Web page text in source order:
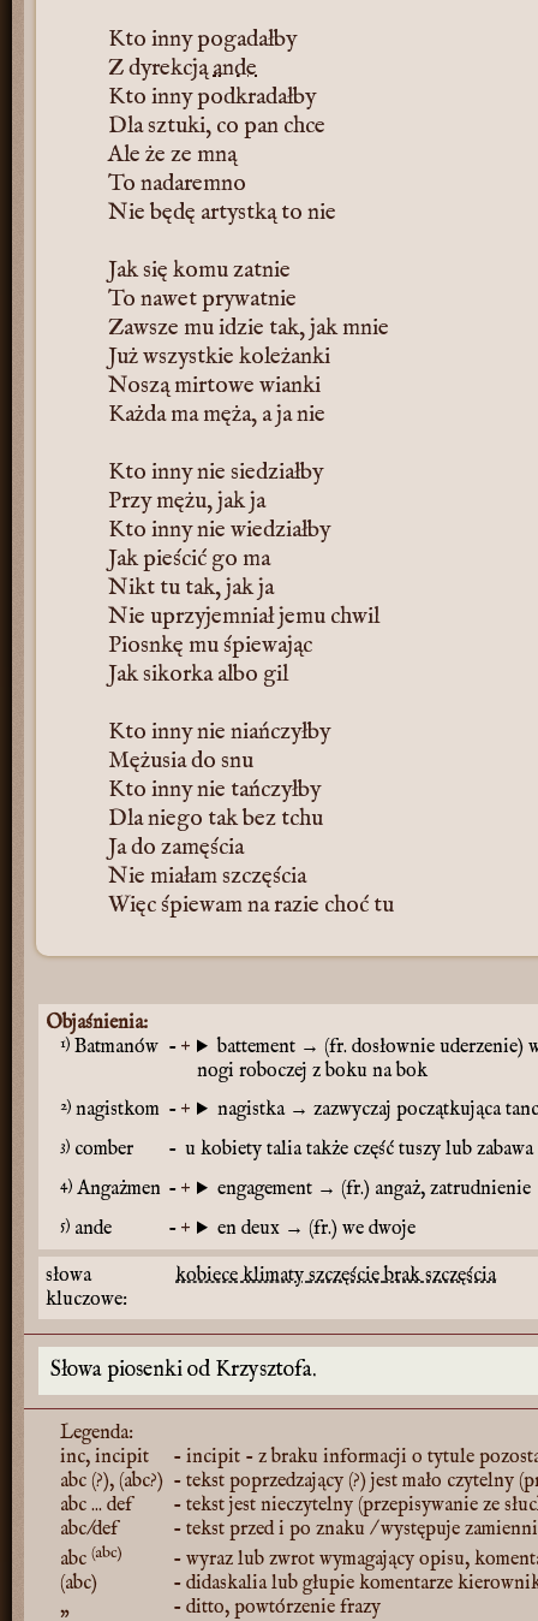
Kto inny pogadałby
Z dyrekcjąande
Kto inny podkradałby
Dla sztuki, co pan chce
Ale że ze mną
To nadaremno
Nie będę artystką to nie
Jak się komu zatnie
To nawet prywatnie
Zawsze mu idzie tak, jak mnie
Już wszystkie koleżanki
Noszą mirtowe wianki
Każda ma męża, a ja nie
Kto inny nie siedziałby
Przy mężu, jak ja
Kto inny nie wiedziałby
Jak pieścić go ma
Nikt tu tak, jak ja
Nie uprzyjemniał jemu chwil
Piosnkę mu śpiewając
Jak sikorka albo gil
Kto inny nie niańczyłby
Mężusia do snu
Kto inny nie tańczyłby
Dla niego tak bez tchu
Ja do zamęścia
Nie miałam szczęścia
Więc śpiewam na razie choć tu
Objaśnienia:
1) Batmanów -
battement → (fr. dosłownie uderzenie)
nogi roboczej z boku na bok
2) nagistkom - nagistka → zazwyczaj początkująca
3) comber - u kobiety talia także część tuszy lub zabawa
4) Angażmen - engagement → (fr.) angaż, zatrudnienie
5) ande -
en deux → (fr.) we dwoje
słowa
kluczowe:
kobiece klimatyszczęściebrak szczęścia
Słowa piosenki od Krzysztofa.
Legenda:
inc, incipit
- incipit - z braku informacji o tytule
abc (?), (abc?) - tekst poprzedzający (?) jest mało czytelny
abc ... def
- tekst jest nieczytelny (przepisywanie ze
abc/def
- tekst przed i po znaku / występuje
abc (abc)
- wyraz lub zwrot wymagający opisu,
(abc)
- didaskalia lub głupie komentarze
„
- ditto, powtórzenie frazy